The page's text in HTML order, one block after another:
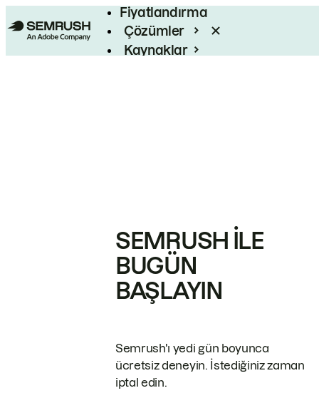
Fiyatlandırma
Çözümler
Kaynaklar
SEMRUSH ILE
BUGÜN
BAŞLAYIN
Semrush'ı yedi gün boyunca
ücretsiz deneyin. İstediğiniz zaman
iptal edin.